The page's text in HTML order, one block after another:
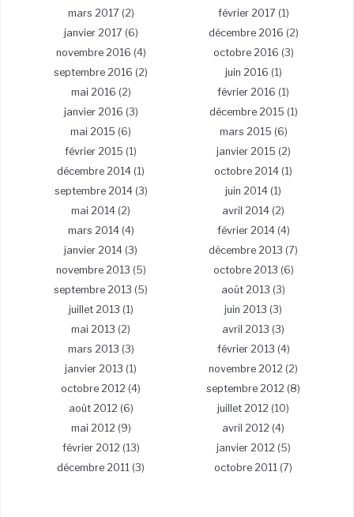
mars 2017 (2) février 2017 (1)
janvier 2017 (6) décembre 2016 (2)
novembre 2016 (4) octobre 2016 (3)
septembre 2016 (2) juin 2016 (1)
mai 2016 (2) février 2016 (1)
janvier 2016 (3) décembre 2015 (1)
mai 2015 (6) mars 2015 (6)
février 2015 (1) janvier 2015 (2)
décembre 2014 (1) octobre 2014 (1)
septembre 2014(3) juin 2014 (1)
mai 2014 (2) avril 2014 (2)
mars 2014(4) février 2014(4)
janvier 2014 (3) décembre 2013 (7)
novembre 2013 (5) octobre 2013 (6)
septembre 2013 (5) août 2013 (3)
juillet 2013 (1) juin 2013 (3)
mai 2013 (2) avril 2013 (3)
mars 2013 (3) février 2013 (4)
janvier 2013 (1) novembre 2012 (2)
octobre 2012 (4) septembre 2012 (8)
août 2012 (6) juillet 2012 (10)
mai 2012 (9) avril 2012 (4)
février 2012 (13) janvier 2012 (5)
décembre 2011 (3) octobre 2011 (7)